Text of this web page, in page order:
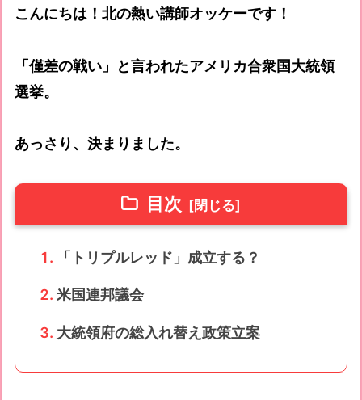
こんにちは！北の熱い講師オッケーです！
「僅差の戦い」と言われたアメリカ合衆国大統領
選挙。
あっさり、決まりました。
目次
「トリプルレッド」成立する？
米国連邦議会
大統領府の総入れ替え政策立案